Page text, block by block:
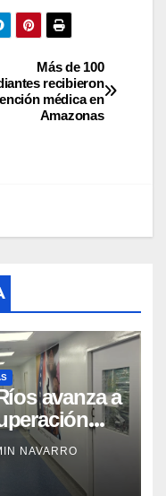
Más de 100
recibieron
médica en
Amazonas
avanza a
NAVARRO